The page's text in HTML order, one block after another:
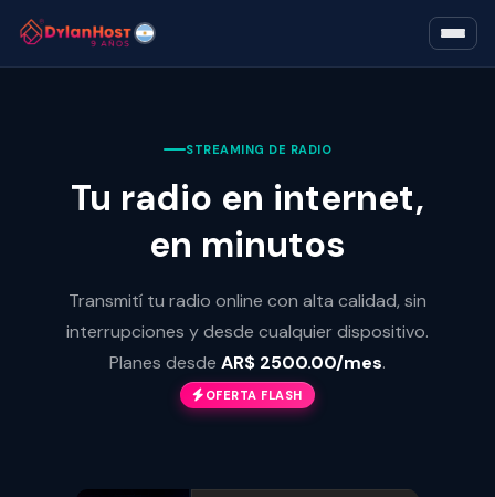
STREAMING DE RADIO
Tu radio en internet,
en minutos
Transmití tu radio online con alta calidad, sin
interrupciones y desde cualquier dispositivo.
Planes desde AR$ 2500.00/mes.
OFERTA FLASH